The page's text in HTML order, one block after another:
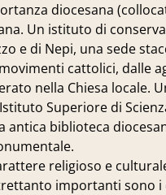
diocesana
Un istituto di
e di Nepi, una sede
cattolici, dalle
nella Chiesa
Superiore di
biblioteca
religioso e
importanti